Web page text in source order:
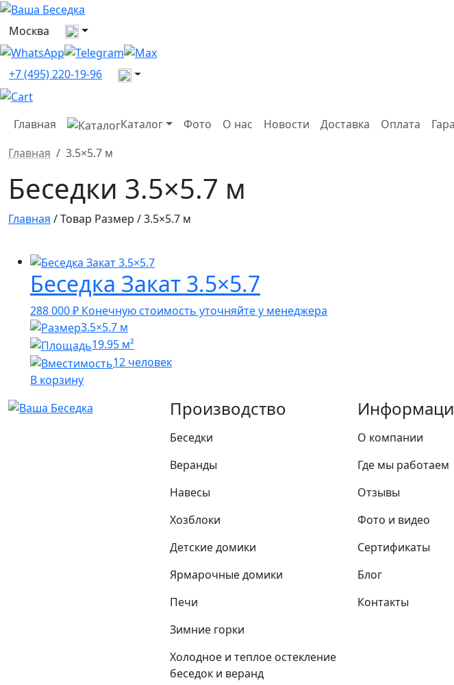
Москва Выберите город
+7 (495) 220-19-96 Все контакты
Главная Каталог Фото О нас Новости Доставка Оплата
Главная
3.5×5.7 м
Беседки 3.5×5.7 м
Главная / Товар Размер / 3.5×5.7 м
Беседка Закат 3.5×5.7
288 000₽ Конечную стоимость уточняйте у менеджера
3.5×5.7 м
19.95 м²
12 человек
В корзину
Производство
Беседки
Веранды
Навесы
Хозблоки
Детские домики
Ярмарочные домики
Печи
Зимние горки
Холодное и теплое остекление
беседок и веранд
О компании
Где мы работаем
Отзывы
Фото и видео
Сертификаты
Блог
Контакты